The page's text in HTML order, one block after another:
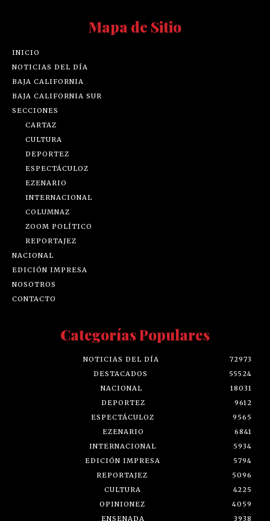
Mapa de Sitio
INICIO
NOTICIAS DEL DÍA
BAJA CALIFORNIA
BAJA CALIFORNIA SUR
SECCIONES
CARTAZ
CULTURA
DEPORTEZ
ESPECTÁCULOZ
EZENARIO
INTERNACIONAL
COLUMNAZ
ZOOM POLÍTICO
REPORTAJEZ
NACIONAL
EDICIÓN IMPRESA
NOSOTROS
CONTACTO
Categorías Populares
NOTICIAS DEL DÍA
72973
DESTACADOS
55524
NACIONAL
18031
DEPORTEZ
9612
ESPECTÁCULOZ
9565
EZENARIO
6841
INTERNACIONAL
5934
EDICIÓN IMPRESA
5794
REPORTAJEZ
5096
CULTURA
4225
OPINIONEZ
4059
ENSENADA
3938